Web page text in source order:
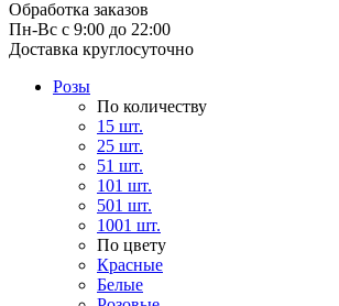
Обработка заказов
Пн-Вс с 9:00 до 22:00
Доставка круглосуточно
Розы
По количеству
15 шт.
25 шт.
51 шт.
101 шт.
501 шт.
1001 шт.
По цвету
Красные
Белые